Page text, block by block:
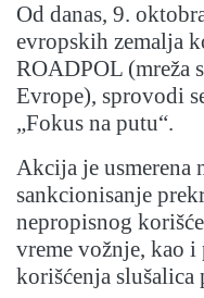
Od danas, 9.
evropskih zemalja
ROADPOL (mreža
Evrope), sprovodi
„Fokus na putu“.
Akcija je usmerena
sankcionisanje
nepropisnog
vreme vožnje, kao i
korišćenja